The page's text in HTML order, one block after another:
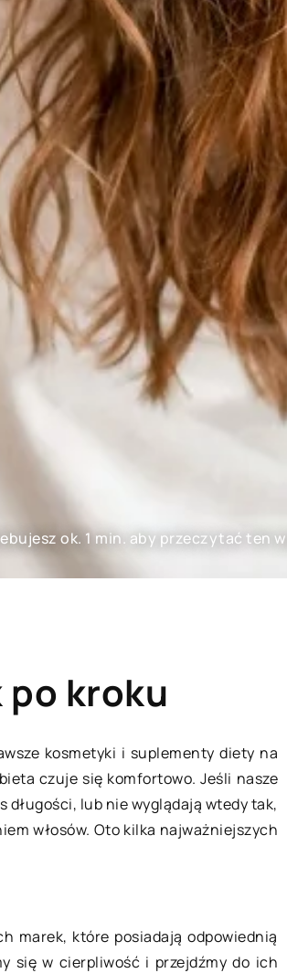
ok. 1 min. aby przeczytać ten
po kroku
kosmetyki i suplementy diety na
czuje się komfortowo. Jeśli nasze
lub nie wyglądają wtedy tak,
włosów. Oto kilka najważniejszych
marek, które posiadają odpowiednią
się w cierpliwość i przejdźmy do ich
BIZNES I USŁUGI